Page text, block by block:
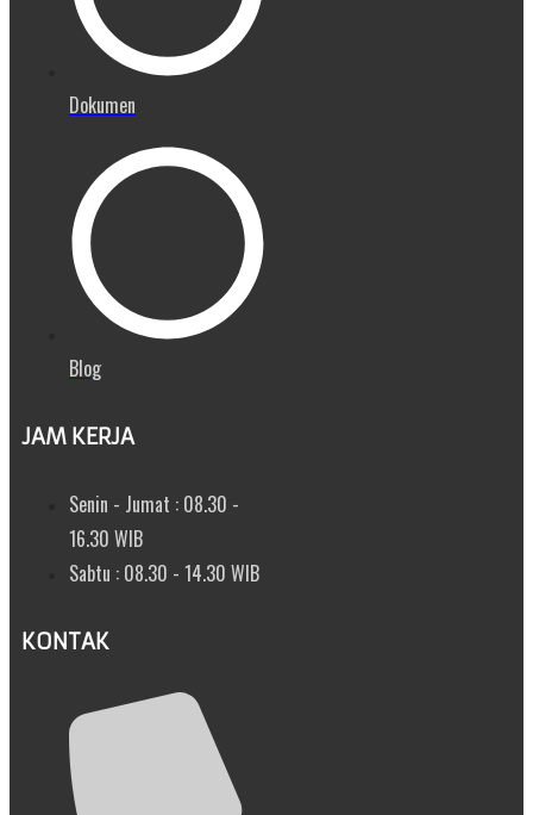
Dokumen
Blog
JAM KERJA
Senin - Jumat : 08.30 -
16.30 WIB
Sabtu : 08.30 - 14.30 WIB
KONTAK